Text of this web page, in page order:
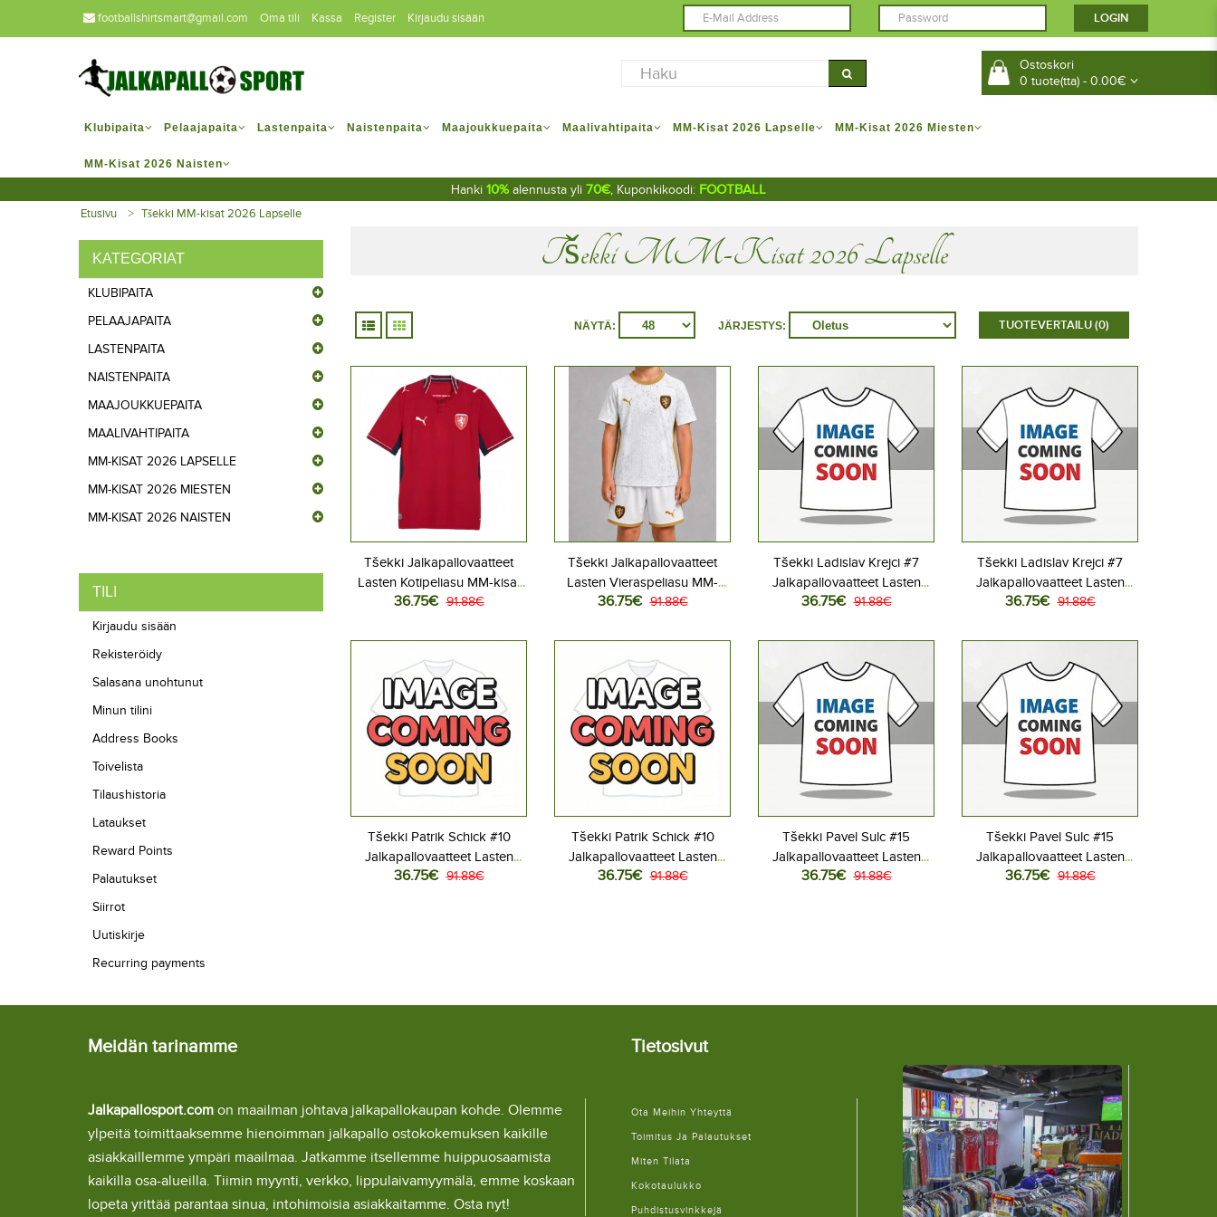
footballshirtsmart@gmail.com Oma tili Kassa Register Kirjaudu sisään
Ostoskori
0 tuote(tta) - 0.00€
Klubipaita Pelaajapaita Lastenpaita Naistenpaita Maajoukkuepaita Maalivahtipaita MM-Kisat 2026 Lapselle MM-Kisat 2026 Miesten
MM-Kisat 2026 Naisten
Hanki 10% alennusta yli 70€, Kuponkikoodi: FOOTBALL
Etusivu Tšekki MM-kisat 2026 Lapselle
KATEGORIAT
KLUBIPAITA
PELAAJAPAITA
LASTENPAITA
NAISTENPAITA
MAAJOUKKUEPAITA
MAALIVAHTIPAITA
MM-KISAT 2026 LAPSELLE
MM-KISAT 2026 MIESTEN
MM-KISAT 2026 NAISTEN
TILI
Kirjaudu sisään
Rekisteröidy
Salasana unohtunut
Minun tilini
Address Books
Toivelista
Tilaushistoria
Lataukset
Reward Points
Palautukset
Siirrot
Uutiskirje
Recurring payments
Tšekki MM-Kisat 2026 Lapselle
TUOTEVERTAILU (0)
JÄRJESTYS:
NÄYTÄ:
Tšekki Jalkapallovaatteet
Lasten Kotipeliasu MM-kisat
2026 Lyhythihainen (+ Lyhyet
36.75€ 91.88€
Tšekki Jalkapallovaatteet
Lasten Vieraspeliasu MM-
kisat 2026 Lyhythihainen (+
36.75€ 91.88€
Tšekki Ladislav Krejci #7
Jalkapallovaatteet Lasten
Kotipeliasu MM-kisat 2026
housut)
36.75€ 91.88€
Tšekki Ladislav Krejci #7
Jalkapallovaatteet Lasten
Vieraspeliasu MM-kisat 2026
housut)
36.75€ 91.88€
Tšekki Patrik Schick #10
Jalkapallovaatteet Lasten
Kotipeliasu MM-kisat 2026
36.75€ 91.88€
Tšekki Patrik Schick #10
Jalkapallovaatteet Lasten
Vieraspeliasu MM-kisat 2026
36.75€ 91.88€
Tšekki Pavel Sulc #15
Jalkapallovaatteet Lasten
Kotipeliasu MM-kisat 2026
36.75€ 91.88€
Tšekki Pavel Sulc #15
Jalkapallovaatteet Lasten
Vieraspeliasu MM-kisat 2026
36.75€ 91.88€
Meidän tarinamme
Jalkapallosport.com on maailman johtava jalkapallokaupan kohde. Olemme
ylpeitä toimittaaksemme hienoimman jalkapallo ostokokemuksen kaikille
asiakkaillemme ympäri maailmaa. Jatkamme itsellemme huippuosaamista
kaikilla osa-alueilla. Tiimin myynti, verkko, lippulaivamyymälä, emme koskaan
lopeta yrittää parantaa sinua, intohimoisia asiakkaitamme. Osta nyt!
Tietosivut
Ota Meihin Yhteyttä
Toimitus Ja Palautukset
Miten Tilata
Kokotaulukko
Puhdistusvinkkejä